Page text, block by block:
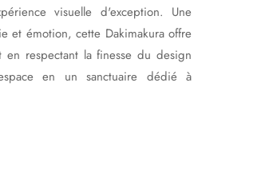
visuelle d'exception. Une
et émotion, cette Dakimakura offre
en respectant la finesse du design
en un sanctuaire dédié à